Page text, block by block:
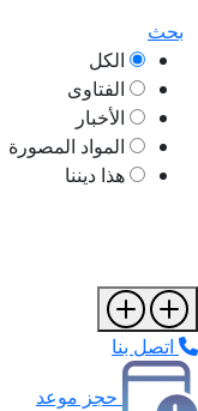
بحث
الكل
الفتاوى
الأخبار
المواد المصورة
هذا ديننا
اتصل بنا
حجز موعد